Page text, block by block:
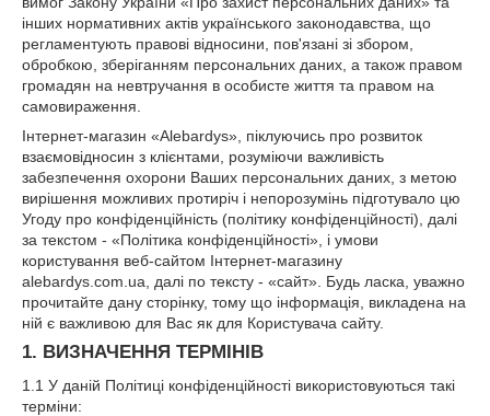
інших нормативних актів українського законодавства, що
регламентують правові відносини, пов'язані зі збором,
обробкою, зберіганням персональних даних, а також правом
громадян на невтручання в особисте життя та правом на
самовираження.
Інтернет-магазин «Alebardys», піклуючись про розвиток
взаємовідносин з клієнтами, розуміючи важливість
забезпечення охорони Ваших персональних даних, з метою
вирішення можливих протиріч і непорозумінь підготувало цю
Угоду про конфіденційність (політику конфіденційності), далі
за текстом - «Політика конфіденційності», і умови
користування веб-сайтом Інтернет-магазину
alebardys.com.ua, далі по тексту - «сайт». Будь ласка, уважно
прочитайте дану сторінку, тому що інформація, викладена на
ній є важливою для Вас як для Користувача сайту.
1. ВИЗНАЧЕННЯ ТЕРМІНІВ
1.1 У даній Політиці конфіденційності використовуються такі
терміни: